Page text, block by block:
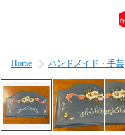
Home ハンドメイド・手芸